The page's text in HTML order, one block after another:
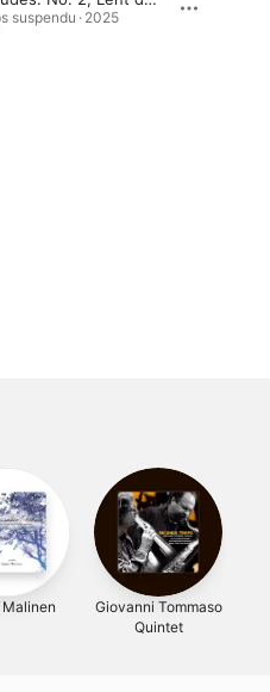
suspendu · 2025
Giovanni Tommaso
Quintet